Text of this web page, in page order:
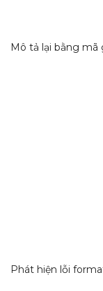
Mô tả lại bằng mã
Phát hiện lỗi